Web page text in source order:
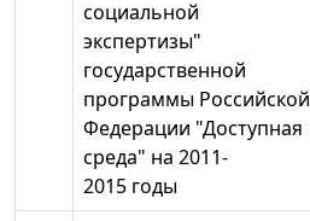
социальной
экспертизы"
государственной
программы Российской
Федерации "Доступная
среда" на 2011-
2015 годы